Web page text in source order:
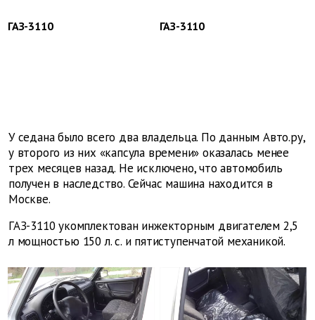
ГАЗ-3110 ГАЗ-3110
У седана было всего два владельца. По данным Авто.ру,
у второго из них «капсула времени» оказалась менее
трех месяцев назад. Не исключено, что автомобиль
получен в наследство. Сейчас машина находится в
Москве.
ГАЗ-3110 укомплектован инжекторным двигателем 2,5
л мощностью 150 л. с. и пятиступенчатой механикой.